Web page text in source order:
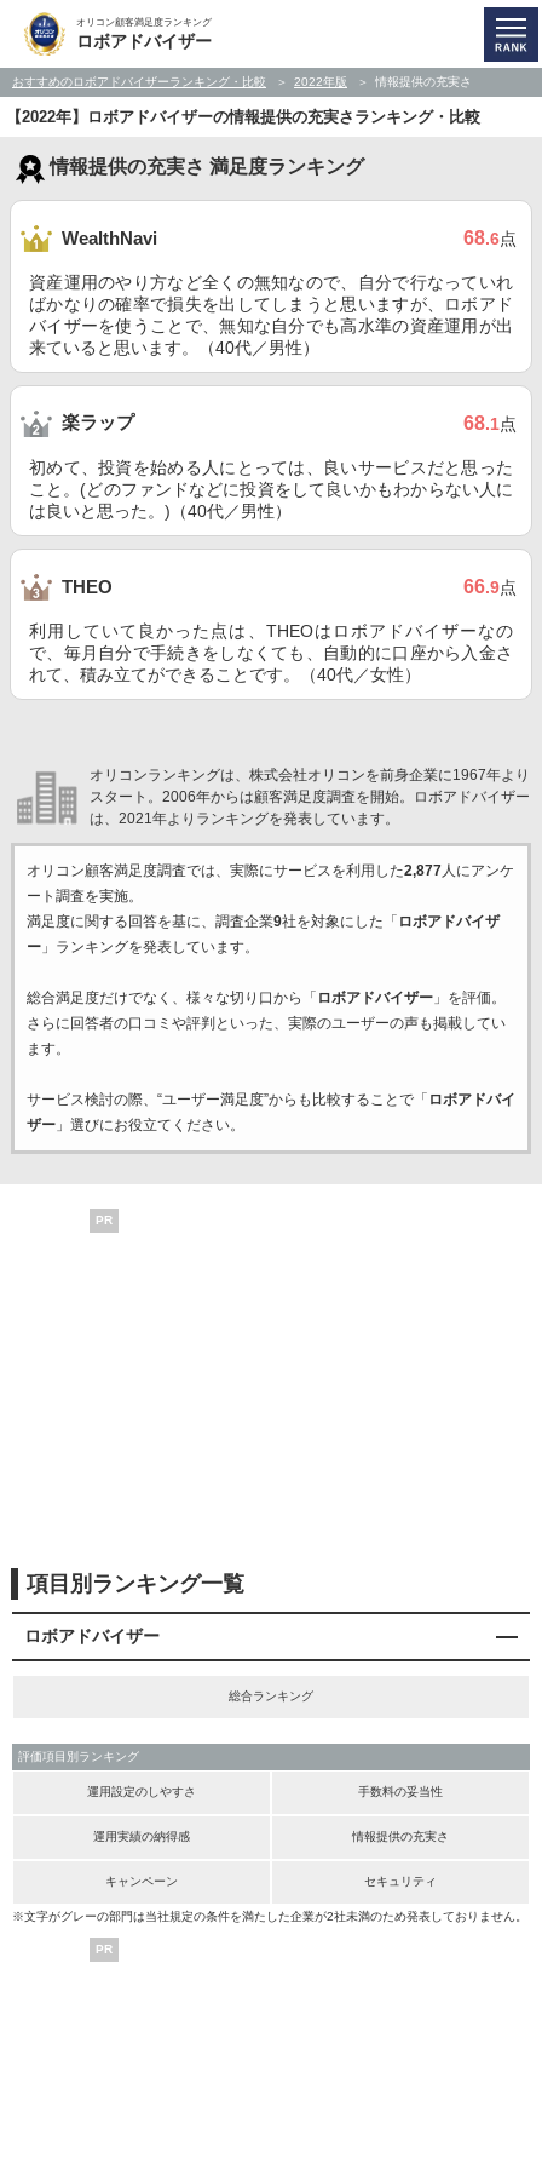
オリコン顧客満足度ランキング
ロボアドバイザー
おすすめのロボアドバイザーランキング・比較 2022年版 情報提供の充実さ
【2022年】ロボアドバイザーの情報提供の充実さランキング・比較
情報提供の充実さ 満足度ランキング
WealthNavi 68.6点
資産運用のやり方など全くの無知なので、自分で行なっていれ
ばかなりの確率で損失を出してしまうと思いますが、ロボアド
バイザーを使うことで、無知な自分でも高水準の資産運用が出
来ていると思います。（40代／男性）
楽ラップ 68.1点
初めて、投資を始める人にとっては、良いサービスだと思った
こと。(どのファンドなどに投資をして良いかもわからない人に
は良いと思った。)（40代／男性）
THEO 66.9点
利用していて良かった点は、THEOはロボアドバイザーなの
で、毎月自分で手続きをしなくても、自動的に口座から入金さ
れて、積み立てができることです。（40代／女性）
オリコンランキングは、株式会社オリコンを前身企業に1967年より
スタート。2006年からは顧客満足度調査を開始。ロボアドバイザー
は、2021年よりランキングを発表しています。
オリコン顧客満足度調査では、実際にサービスを利用した2,877人にアンケ
ート調査を実施。
満足度に関する回答を基に、調査企業9社を対象にした「 ロボアドバイザ
ー」ランキングを発表しています。
総合満足度だけでなく、様々な切り口から「 ロボアドバイザー」を評価。
さらに回答者の口コミや評判といった、実際のユーザーの声も掲載してい
ます。
サービス検討の際、“ユーザー満足度”からも比較することで「 ロボアドバイ
ザー」選びにお役立てください。
PR
項目別ランキング一覧
ロボアドバイザー
総合ランキング
評価項目別ランキング
運用設定のしやすさ 手数料の妥当性
運用実績の納得感 情報提供の充実さ
キャンペーン セキュリティ
※文字がグレーの部門は当社規定の条件を満たした企業が2社未満のため発表しておりません。
PR